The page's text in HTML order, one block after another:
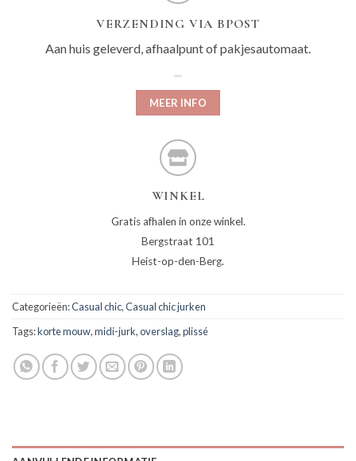
VERZENDING VIA BPOST
Aan huis geleverd, afhaalpunt of pakjesautomaat.
MEER INFO
WINKEL
Gratis afhalen in onze winkel.
Bergstraat 101
Heist-op-den-Berg.
Categorieën:Casual chic,Casual chic jurken
Tags:korte mouw,midi-jurk,overslag,plissé